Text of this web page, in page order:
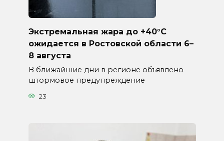
Экстремальная жара до +40°C
ожидается в Ростовской области 6–
8 августа
В ближайшие дни в регионе объявлено
штормовое предупреждение
23